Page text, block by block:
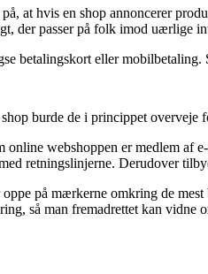
at hvis en shop annoncerer
der passer på folk imod uærlige
betalingskort eller
burde de i princippet overveje
online webshoppen er medlem
retningslinjerne. Derudover
på mærkerne omkring de
så man fremadrettet kan